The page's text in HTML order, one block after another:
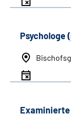
Psychologe (